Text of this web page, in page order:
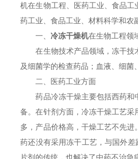
机在生物工程、医药工业、食品
药工业、食品工业、材料科学和农
一、冷冻干燥机在生物工程领
在生物技术产品领域，冻干技术
及细菌学的检查药品；血液、细菌
二、医药工业方面
药品冷冻干燥主要包括西药和中
备。在针剂方面，冷冻干燥工艺
多，产品价格高，干燥工艺不先
药还没有采用冻干工艺，与国外
片剂的传统，也解决了中药不治急